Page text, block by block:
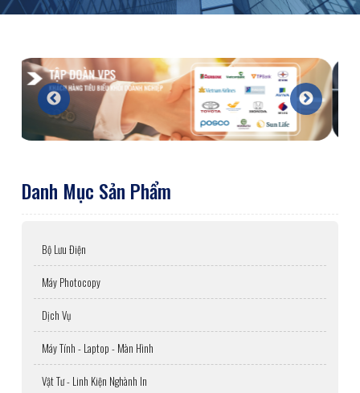
Danh Mục Sản Phẩm
Bộ Lưu Điện
Máy Photocopy
Dịch Vụ
Máy Tính - Laptop - Màn Hình
Vật Tư - Linh Kiện Nghành In